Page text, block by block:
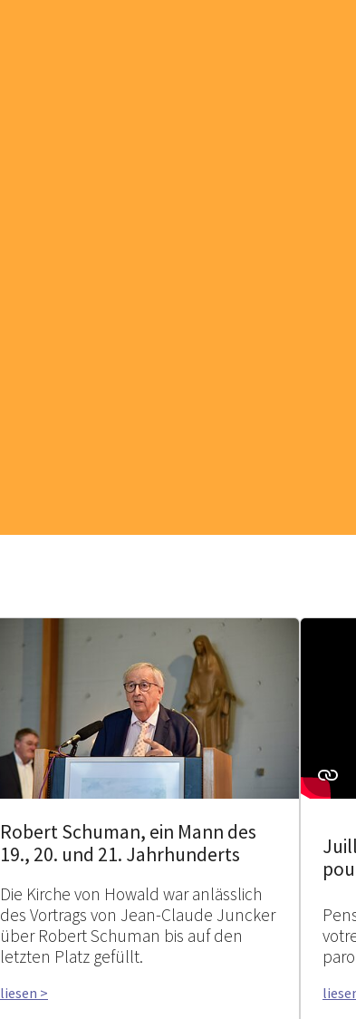
Robert Schuman, ein Mann des
19., 20. und 21. Jahrhunderts
Die Kirche von Howald war anlässlich
des Vortrags von Jean-Claude Juncker
über Robert Schuman bis auf den
letzten Platz gefüllt.
liesen >